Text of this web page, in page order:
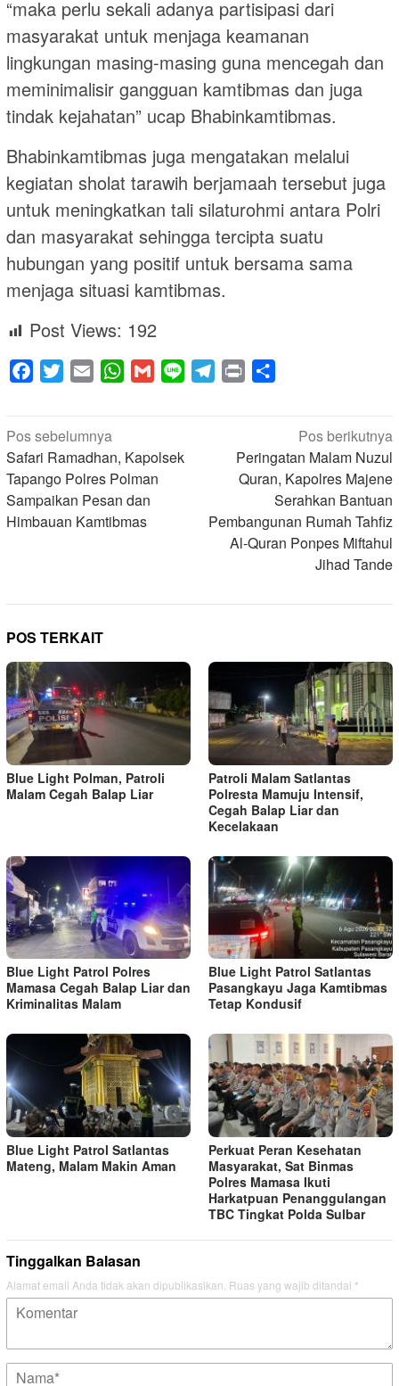
“maka perlu sekali adanya partisipasi dari
masyarakat untuk menjaga keamanan
lingkungan masing-masing guna mencegah dan
meminimalisir gangguan kamtibmas dan juga
tindak kejahatan” ucap Bhabinkamtibmas.
Bhabinkamtibmas juga mengatakan melalui
kegiatan sholat tarawih berjamaah tersebut juga
untuk meningkatkan tali silaturohmi antara Polri
dan masyarakat sehingga tercipta suatu
hubungan yang positif untuk bersama sama
menjaga situasi kamtibmas.
Post Views: 192
Facebook
Twitter Email WhatsApp
Gmail Line Telegram
Print
Navigasi
pos
Pos sebelumnya
Safari Ramadhan, Kapolsek
Tapango Polres Polman
Sampaikan Pesan dan
Himbauan Kamtibmas
Pos berikutnya
Peringatan Malam Nuzul
Quran, Kapolres Majene
Serahkan Bantuan
Pembangunan Rumah Tahfiz
Al-Quran Ponpes Miftahul
Jihad Tande
POS TERKAIT
Blue Light Polman, Patroli
Malam Cegah Balap Liar
Patroli Malam Satlantas
Polresta Mamuju Intensif,
Cegah Balap Liar dan
Kecelakaan
Blue Light Patrol Polres
Mamasa Cegah Balap Liar dan
Kriminalitas Malam
Blue Light Patrol Satlantas
Pasangkayu Jaga Kamtibmas
Tetap Kondusif
Blue Light Patrol Satlantas
Mateng, Malam Makin Aman
Perkuat Peran Kesehatan
Masyarakat, Sat Binmas
Polres Mamasa Ikuti
Harkatpuan Penanggulangan
TBC Tingkat Polda Sulbar
Tinggalkan Balasan
Alamat email Anda tidak akan dipublikasikan. Ruas yang wajib ditandai *